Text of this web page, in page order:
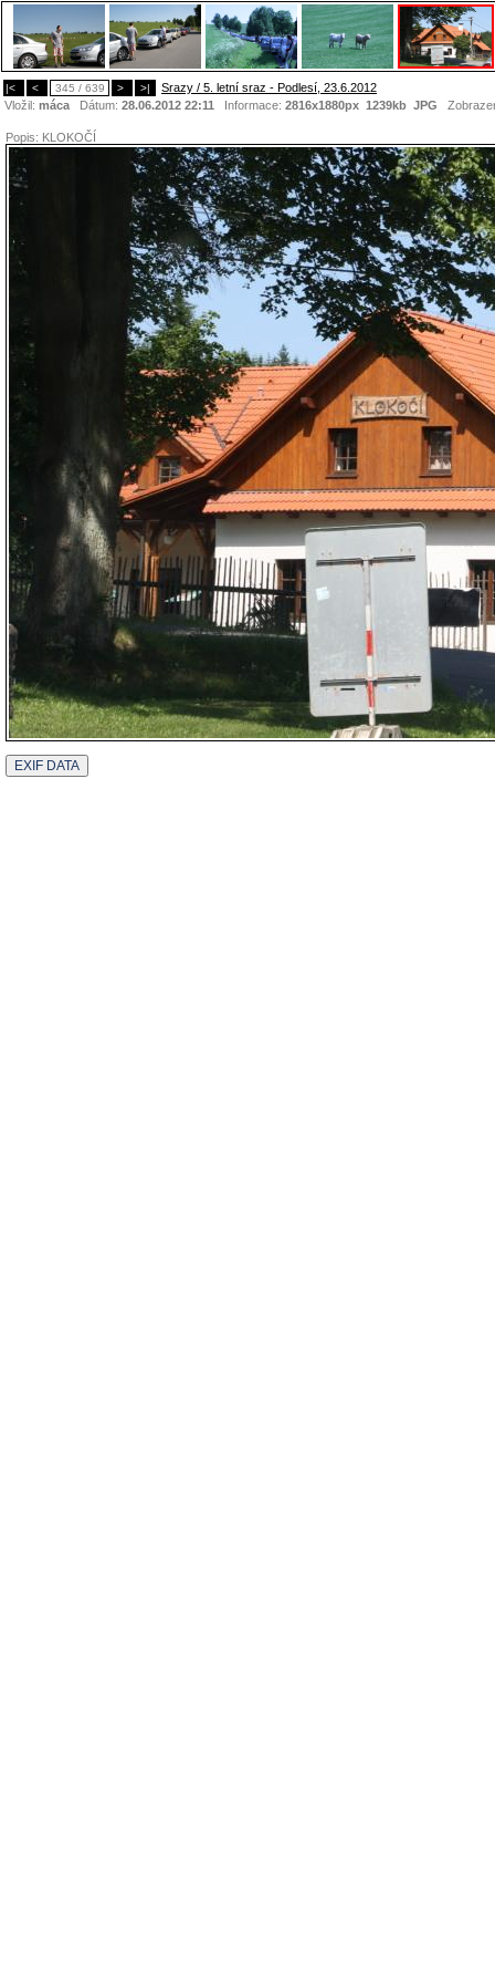
|< < 345 / 639 > >|
Srazy / 5. letní sraz - Podlesí, 23.6.2012
Vložil: máca Dátum: 28.06.2012 22:11 Informace: 2816x1880px 1239kb JPG
Popis: KLOKOČÍ